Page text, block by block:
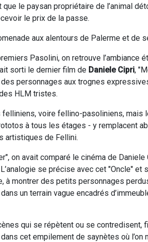
le paysan propriétaire de l’animal
le prix de la passe.
aux alentours de Palerme et de
Pasolini, on retrouve l’ambiance
sorti le dernier film de Daniele Cipri,
personnages aux trognes
HLM tristes.
felliniens, voire fellino-pasoliniens, mais
à tous les étages - y remplacent
artistiques de Fellini.
on avait comparé le cinéma de
se précise avec cet "Oncle" et
à montrer des petits personnages
un terrain vague encadrés
qui se répètent ou se contredisent,
cet empilement de saynètes où l’on